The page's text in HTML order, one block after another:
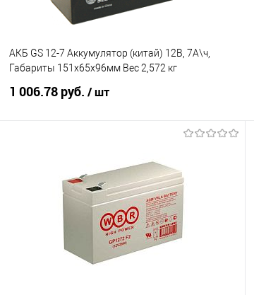
АКБ GS 12-7 Аккумулятор (китай) 12В, 7А\ч,
Габариты 151x65x96мм Вес 2,572 кг
1 006.78 руб. / шт
Купить в 1 клик
К сравнению
В избранное
Под заказ